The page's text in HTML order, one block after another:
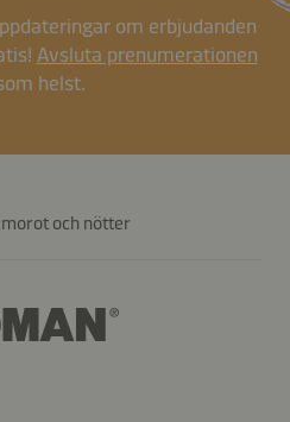
om erbjudanden
Avsluta prenumerationen
helst.
och nötter